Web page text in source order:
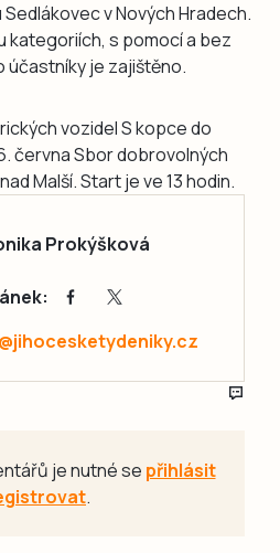
v Nových Hradech.
kategoriích, s pomocí a bez
je zajištěno.
vozidel S kopce do
června Sbor dobrovolných
Malší. Start je ve 13 hodin.
Prokýšková
je nutné se přihlásit
.